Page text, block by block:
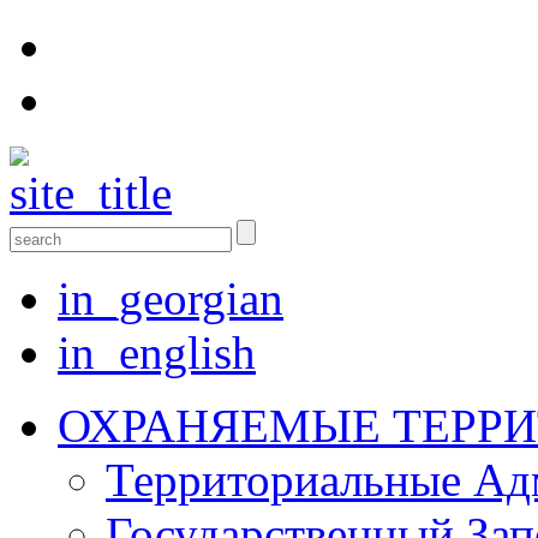
in_georgian
in_english
ОХРАНЯЕМЫЕ
Территориальные